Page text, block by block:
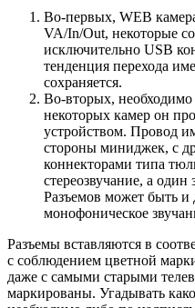
Во-первых, WEB
VA/In/Out, некоторые
исключительно USB
тенденция перехода
сохраняется.
Во-вторых,
некоторых камер он
устройством. Провод
стороны миниджек, с
коннекторами типа
стереозвучание, а один
Разъемов может быть и
монофоническое
Разъемы вставляются в
с соблюдением цветной
даже с самыми старыми
маркированы. Угадывать